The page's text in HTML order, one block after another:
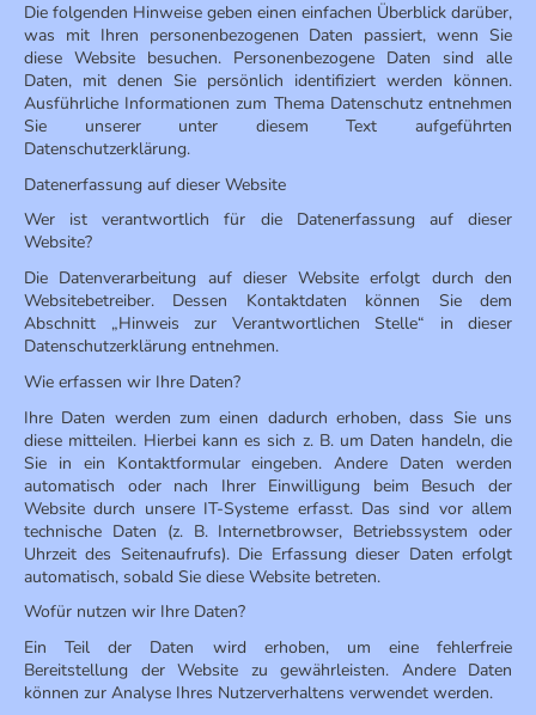
Die folgenden Hinweise geben einen einfachen Überblick darüber,
was mit Ihren personenbezogenen Daten passiert, wenn Sie
diese Website besuchen. Personenbezogene Daten sind alle
Daten, mit denen Sie persönlich identifiziert werden können.
Ausführliche Informationen zum Thema Datenschutz entnehmen
Sie unserer unter diesem Text aufgeführten
Datenschutzerklärung.
Datenerfassung auf dieser Website
Wer ist verantwortlich für die Datenerfassung auf dieser
Website?
Die Datenverarbeitung auf dieser Website erfolgt durch den
Websitebetreiber. Dessen Kontaktdaten können Sie dem
Abschnitt „Hinweis zur Verantwortlichen Stelle“ in dieser
Datenschutzerklärung entnehmen.
Wie erfassen wir Ihre Daten?
Ihre Daten werden zum einen dadurch erhoben, dass Sie uns
diese mitteilen. Hierbei kann es sich z. B. um Daten handeln, die
Sie in ein Kontaktformular eingeben. Andere Daten werden
automatisch oder nach Ihrer Einwilligung beim Besuch der
Website durch unsere IT-Systeme erfasst. Das sind vor allem
technische Daten (z. B. Internetbrowser, Betriebssystem oder
Uhrzeit des Seitenaufrufs). Die Erfassung dieser Daten erfolgt
automatisch, sobald Sie diese Website betreten.
Wofür nutzen wir Ihre Daten?
Ein Teil der Daten wird erhoben, um eine fehlerfreie
Bereitstellung der Website zu gewährleisten. Andere Daten
können zur Analyse Ihres Nutzerverhaltens verwendet werden.